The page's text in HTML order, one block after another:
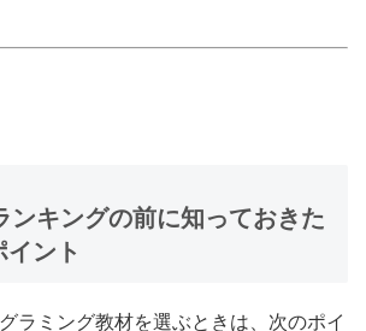
ンキングの前に知っておきた
ント
ラミング教材を選ぶときは、次のポイ